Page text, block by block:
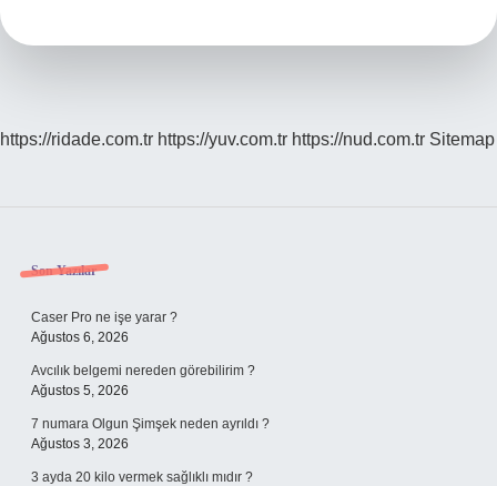
https://ridade.com.tr https://yuv.com.tr https://nud.com.tr Sitemap
Sidebar
Son Yazılar
Caser Pro ne işe yarar ?
Ağustos 6, 2026
Avcılık belgemi nereden görebilirim ?
Ağustos 5, 2026
7 numara Olgun Şimşek neden ayrıldı ?
Ağustos 3, 2026
3 ayda 20 kilo vermek sağlıklı mıdır ?